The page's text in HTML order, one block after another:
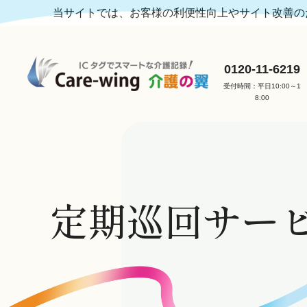
0120-11-6219
受付時間：平日10:00～1
8:00
定期巡回サー
当サイトでは、お客様の利便性向上やサイト改善